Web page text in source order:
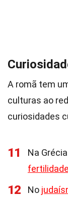
A romã tem
culturas ao
curiosidades
11
Na
fertilidade
12 No